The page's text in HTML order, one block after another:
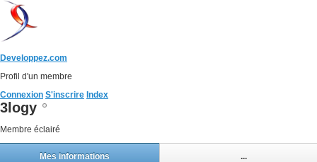
Developpez.com
Profil d'un membre
Connexion S'inscrire Index
3logy
Membre éclairé
Mes informations ...